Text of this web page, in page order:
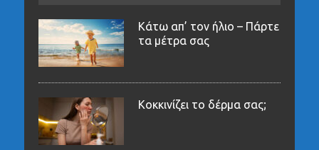
Κάτω απ’ τον ήλιο – Πάρτε
τα μέτρα σας
Κοκκινίζει το δέρμα σας;